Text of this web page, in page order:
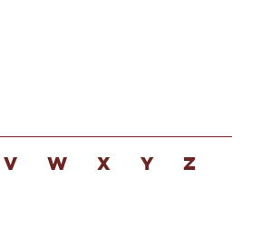
V W X Y Z